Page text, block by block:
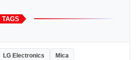
TAGS
LG Electronics Mica